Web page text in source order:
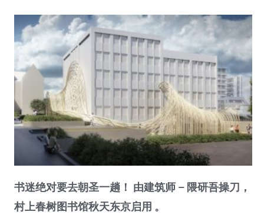
书迷绝对要去朝圣一趟！ 由建筑师 – 隈研吾操刀，
村上春树图书馆秋天东京启用 。